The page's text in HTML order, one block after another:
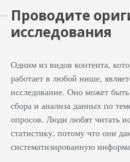
Чем
Проводите
исследования
Одним из видов контента,
работает в любой нише,
исследование. Оно может
сбора и анализа данных по
опросов. Люди любят читать
статистику, потому что они
систематизированную